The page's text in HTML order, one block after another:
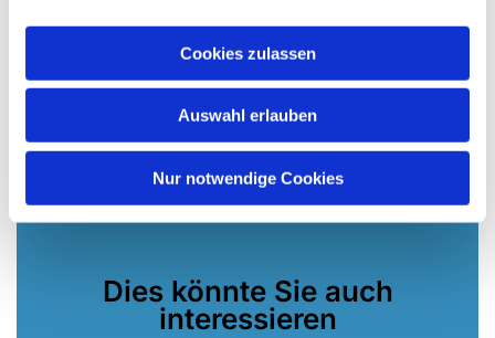
Cookies zulassen
Auswahl erlauben
Nur notwendige Cookies
Herford-Witten
Dies könnte Sie auch
interessieren